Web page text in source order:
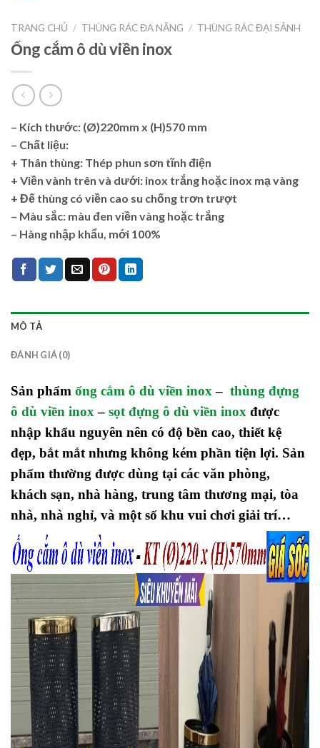
TRANG CHỦ / THÙNG RÁC ĐA NĂNG / THÙNG RÁC ĐẠI SẢNH
Ống cắm ô dù viền inox
– Kích thước: (Ø)220mm x (H)570 mm
– Chất liệu:
+ Thân thùng: Thép phun sơn tĩnh điện
+ Viền vành trên và dưới: inox trắng hoặc inox mạ vàng
+ Đế thùng có viền cao su chống trơn trượt
– Màu sắc: màu đen viền vàng hoặc trắng
– Hàng nhập khẩu, mới 100%
MÔ TẢ
ĐÁNH GIÁ (0)
Sản phẩm ống cắm ô dù viền inox– thùng đựng
ô dù viền inox– sọt đựng ô dù viền inox được
nhập khẩu nguyên nên có độ bền cao, thiết kệ
đẹp, bắt mắt nhưng không kém phần tiện lợi. Sản
phẩm thường được dùng tại các văn phòng,
khách sạn, nhà hàng, trung tâm thương mại, tòa
nhà, nhà nghỉ, và một số khu vui chơi giải trí…